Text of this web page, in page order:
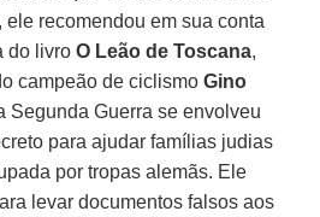
recomendou em sua conta
do livroO Leão de Toscana,
campeão de ciclismoGino
Segunda Guerra se envolveu
para ajudar famílias judias
por tropas alemãs. Ele
levar documentos falsos aos